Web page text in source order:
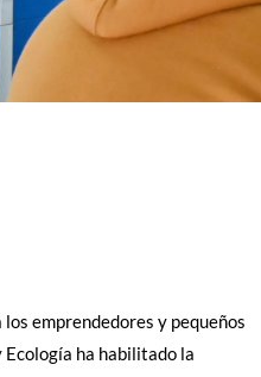
emprendedores y pequeños
ha habilitado la